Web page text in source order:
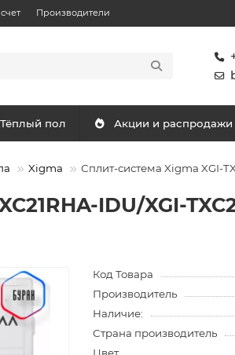
Производители
Тёплый пол Акции и распродажи
Xigma Сплит-система Xigma XGI-
IDU/XGI-
Код Товара
Производитель
Наличие:
Страна производитель